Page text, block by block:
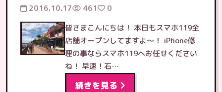
2016.10.17 461
0
皆さまこんにちは！ 本日もスマホ119全
店舗オープンしてますよ〜！ iPhone修
理の事ならスマホ119へお任せください
ね！ 早速！石…
続きを見る